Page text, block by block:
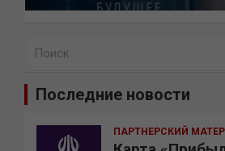
Последние новости
ПАРТНЕРСКИЙ